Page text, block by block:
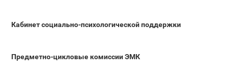
Кабинет социально-психологической поддержки
Предметно-цикловые комиссии ЭМК